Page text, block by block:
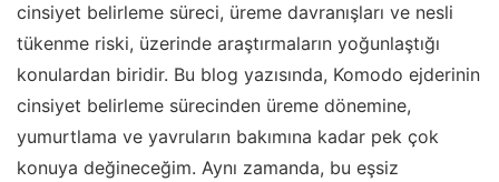
cinsiyet belirleme süreci, üreme davranışları ve nesli
tükenme riski, üzerinde araştırmaların yoğunlaştığı
konulardan biridir. Bu blog yazısında, Komodo ejderinin
cinsiyet belirleme sürecinden üreme dönemine,
yumurtlama ve yavruların bakımına kadar pek çok
konuya değineceğim. Aynı zamanda, bu eşsiz